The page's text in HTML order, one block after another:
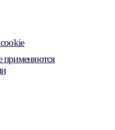
применяются